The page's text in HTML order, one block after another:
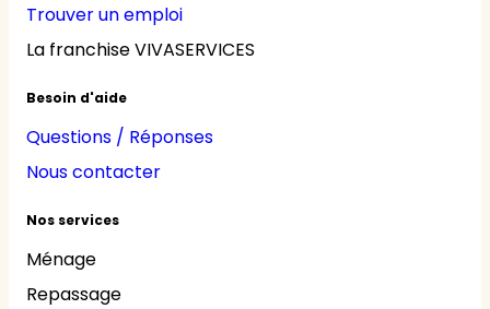
Trouver un emploi
La franchise VIVASERVICES
Besoin d'aide
Questions / Réponses
Nous contacter
Nos services
Ménage
Repassage